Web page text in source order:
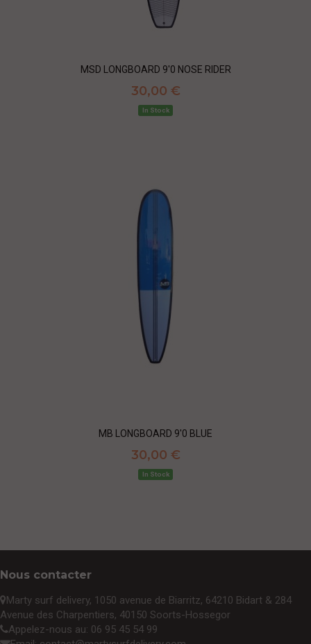
MSD LONGBOARD 9'0 NOSE RIDER
30,00 €
In Stock
MB LONGBOARD 9'0 BLUE
30,00 €
In Stock
Nous contacter
Marty surf delivery, 1050 avenue de Biarritz, 64210 Bidart & 284
Avenue des Charpentiers, 40150 Soorts-Hossegor
Appelez-nous au: 06 95 45 54 99